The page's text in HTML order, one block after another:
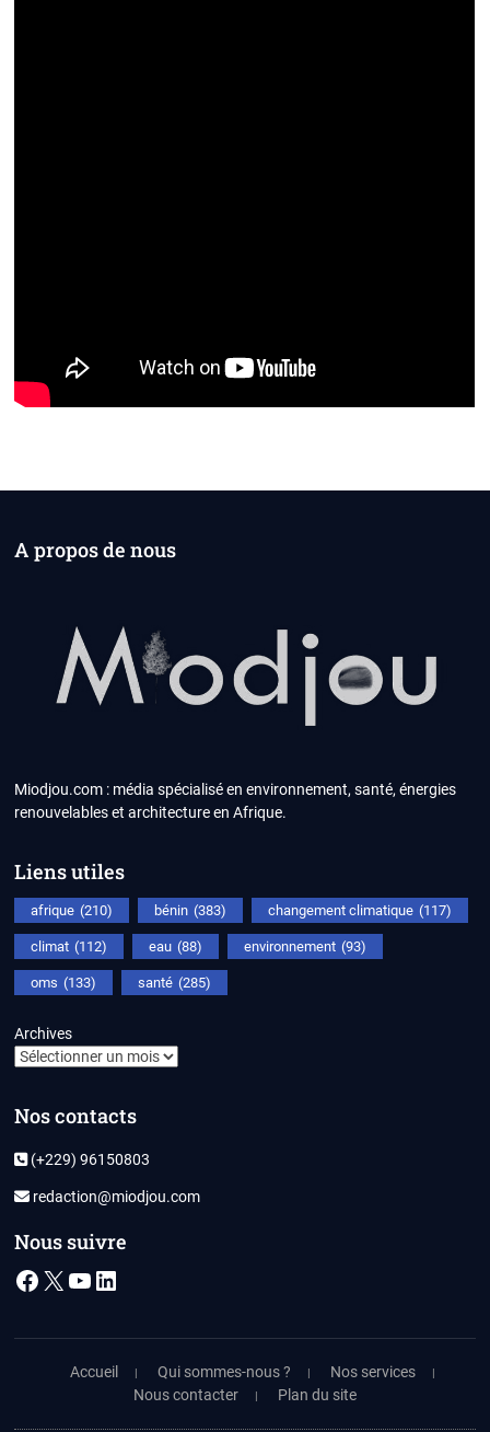
A propos de nous
Miodjou.com : média spécialisé en environnement, santé, énergies
renouvelables et architecture en Afrique.
Liens utiles
afrique (210) bénin (383) changement climatique (117)
climat (112) eau (88) environnement (93)
oms (133) santé (285)
Archives
Nos contacts
(+229) 96150803
redaction@miodjou.com
Nous suivre
Facebook
X YouTube
LinkedIn
Accueil Qui sommes-nous ?
Nos services
Nous contacter
Plan du site